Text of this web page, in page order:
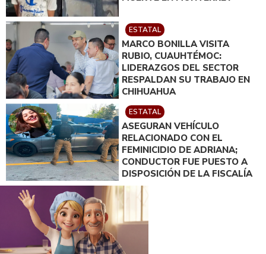
ESTATAL
MARCO BONILLA VISITA
RUBIO, CUAUHTÉMOC:
LIDERAZGOS DEL SECTOR
RESPALDAN SU TRABAJO EN
CHIHUAHUA
ESTATAL
ASEGURAN VEHÍCULO
RELACIONADO CON EL
FEMINICIDIO DE ADRIANA;
CONDUCTOR FUE PUESTO A
DISPOSICIÓN DE LA FISCALÍA